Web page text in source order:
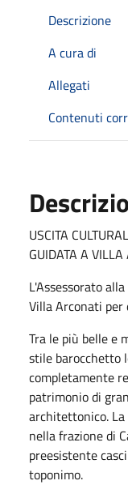
Descrizione
A cura di
Allegati
Contenuti
USCITA
GUIDATA A VILLA
L'Assessorato
Villa Arconati per
Tra le più belle e
stile barocchetto
completamente
patrimonio di
architettonico. La
nella frazione di
preesistente
toponimo.